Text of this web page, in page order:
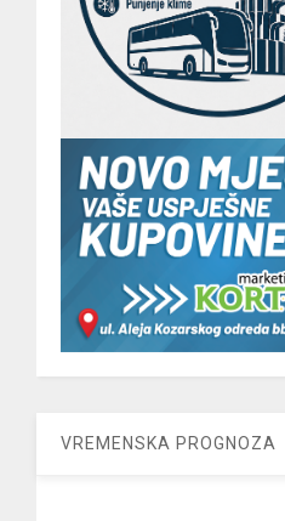
VREMENSKA PROGNOZA